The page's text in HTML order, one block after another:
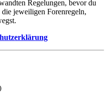
Regelungen, bevor du
jeweiligen Forenregeln,